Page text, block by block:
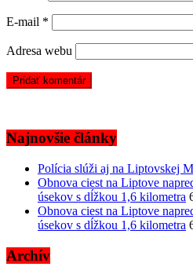
E-mail *
Adresa webu
Najnovšie články
Polícia slúži aj na Liptovskej
Obnova ciest na Liptove
úsekov s dĺžkou 1,6 kilometra
Obnova ciest na Liptove
úsekov s dĺžkou 1,6 kilometra
Archív